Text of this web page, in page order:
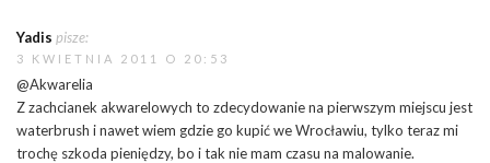
Yadis pisze:
3 KWIETNIA 2011 O 20:53
@Akwarelia
Z zachcianek akwarelowych to zdecydowanie na pierwszym miejscu jest
waterbrush i nawet wiem gdzie go kupić we Wrocławiu, tylko teraz mi
trochę szkoda pieniędzy, bo i tak nie mam czasu na malowanie.